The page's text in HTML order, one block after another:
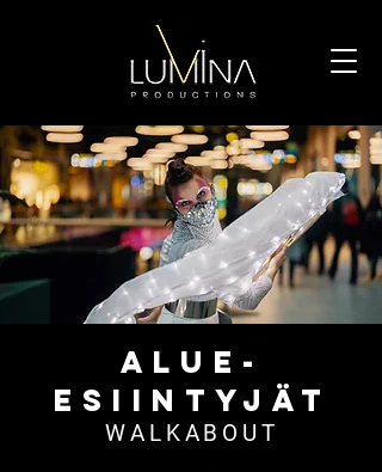
ALUE-
ESIINTYJÄT
WALKABOUT